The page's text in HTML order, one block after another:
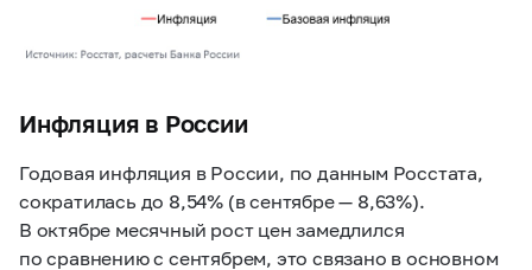
Инфляция в России
Годовая инфляция в России, по данным Росстата,
сократилась до 8,54% (в сентябре — 8,63%).
В октябре месячный рост цен замедлился
по сравнению с сентябрем, это связано в основном